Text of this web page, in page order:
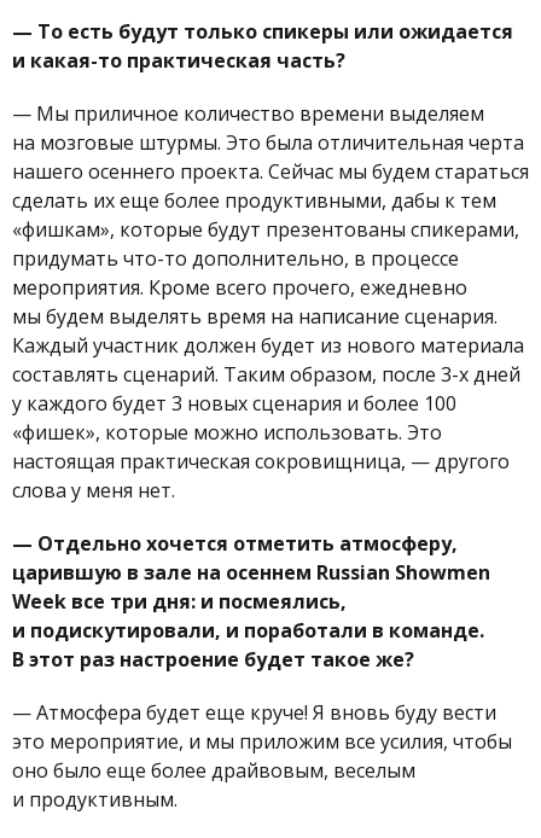
— То есть будут только спикеры или ожидается
и какая-то практическая часть?
— Мы приличное количество времени выделяем
на мозговые штурмы. Это была отличительная черта
нашего осеннего проекта. Сейчас мы будем стараться
сделать их еще более продуктивными, дабы к тем
«фишкам», которые будут презентованы спикерами,
придумать что-то дополнительно, в процессе
мероприятия. Кроме всего прочего, ежедневно
мы будем выделять время на написание сценария.
Каждый участник должен будет из нового материала
составлять сценарий. Таким образом, после 3-х дней
у каждого будет 3 новых сценария и более 100
«фишек», которые можно использовать. Это
настоящая практическая сокровищница, — другого
слова у меня нет.
— Отдельно хочется отметить атмосферу,
царившую в зале на осеннем Russian Showmen
Week все три дня: и посмеялись,
и подискутировали, и поработали в команде.
В этот раз настроение будет такое же?
—Атмосфера будет еще круче! Я вновь буду вести
это мероприятие, и мы приложим все усилия, чтобы
оно было еще более драйвовым, веселым
и продуктивным.